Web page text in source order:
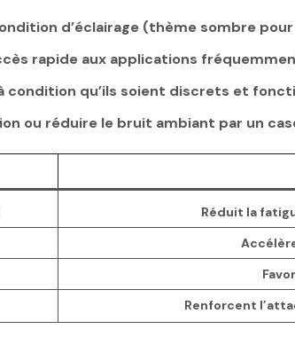
d’éclairage (thème sombre
rapide aux applications
qu’ils soient discrets et
ou réduire le bruit ambiant par un
Réduit la
Renforcent